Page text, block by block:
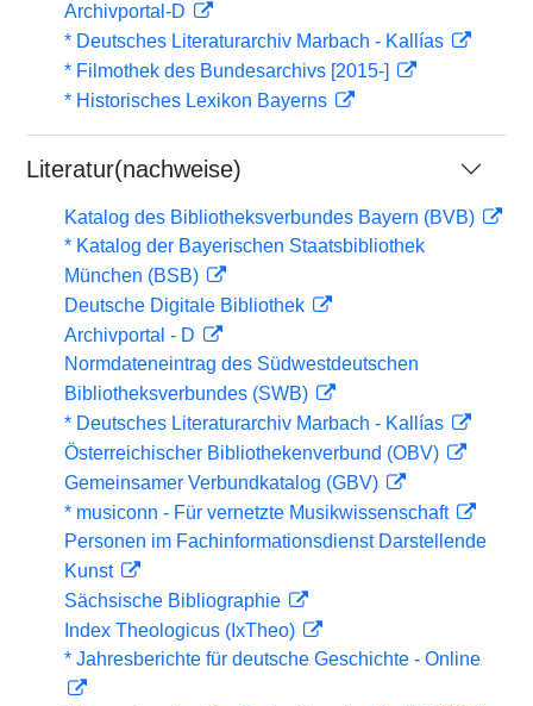
Archivportal-D
* Deutsches Literaturarchiv Marbach - Kallías
* Filmothek des Bundesarchivs [2015-]
* Historisches Lexikon Bayerns
Literatur(nachweise)
Katalog des Bibliotheksverbundes Bayern (BVB)
* Katalog der Bayerischen Staatsbibliothek
München (BSB)
Deutsche Digitale Bibliothek
Archivportal - D
Normdateneintrag des Südwestdeutschen
Bibliotheksverbundes (SWB)
* Deutsches Literaturarchiv Marbach - Kallías
Österreichischer Bibliothekenverbund (OBV)
Gemeinsamer Verbundkatalog (GBV)
* musiconn - Für vernetzte Musikwissenschaft
Personen im Fachinformationsdienst Darstellende
Kunst
Sächsische Bibliographie
Index Theologicus (IxTheo)
* Jahresberichte für deutsche Geschichte - Online